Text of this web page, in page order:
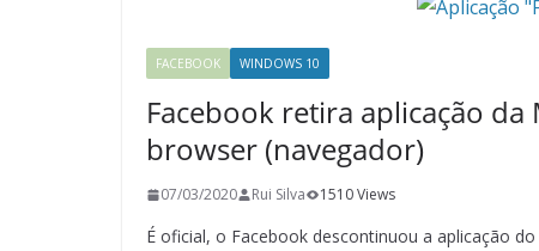
FACEBOOK WINDOWS 10
Facebook retira aplicação
browser (navegador)
07/03/2020 Rui Silva 1510 Views
É oficial, o Facebook descontinuou a aplicação